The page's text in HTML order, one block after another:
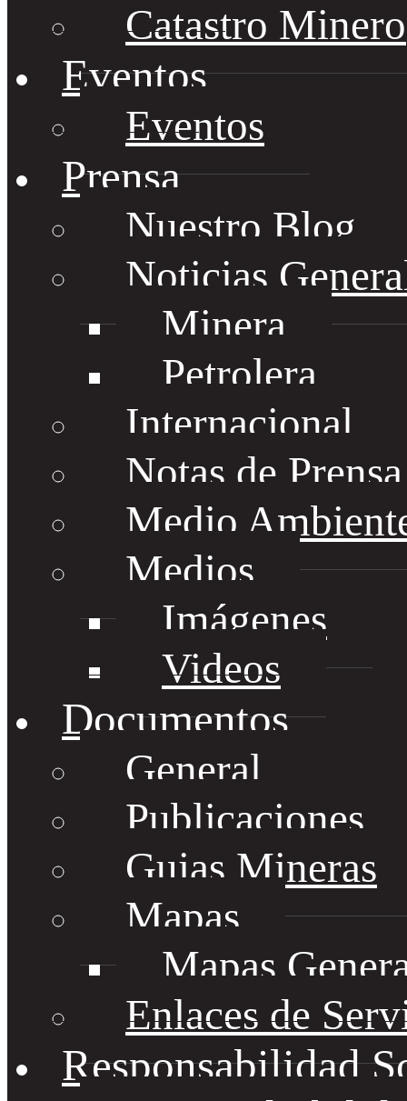
Catastro Minero
Eventos
Eventos
Prensa
Nuestro Blog
Noticias
Minera
Petrolera
Internacional
Notas de
Medio
Medios
Imágenes
Videos
Documentos
General
Publicaciones
Guias Mineras
Mapas
Mapas
Enlaces de
Responsabilidad